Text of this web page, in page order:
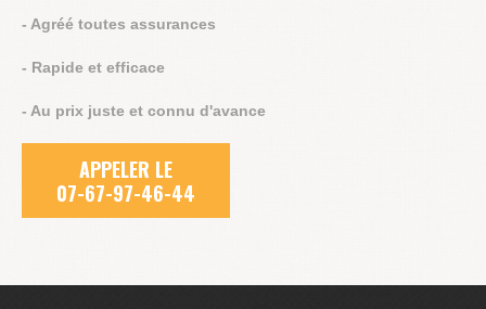
- Agréé toutes assurances
- Rapide et efficace
- Au prix juste et connu d'avance
APPELER LE
07-67-97-46-44